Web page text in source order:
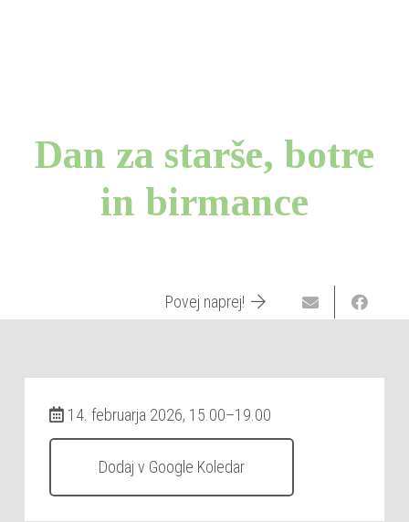
Dan za starše, botre
in birmance
Povej naprej!
14. februarja 2026, 15.00–19.00
Dodaj v Google Koledar